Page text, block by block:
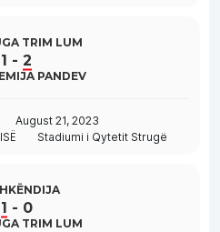
TRIM LUM
1 - 2
PANDEV
August 21, 2023
Stadiumi i Qytetit Strugë
1 - 0
TRIM LUM